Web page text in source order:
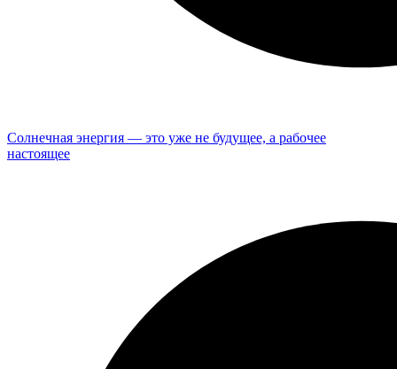
Солнечная энергия — это уже не будущее, а рабочее
настоящее